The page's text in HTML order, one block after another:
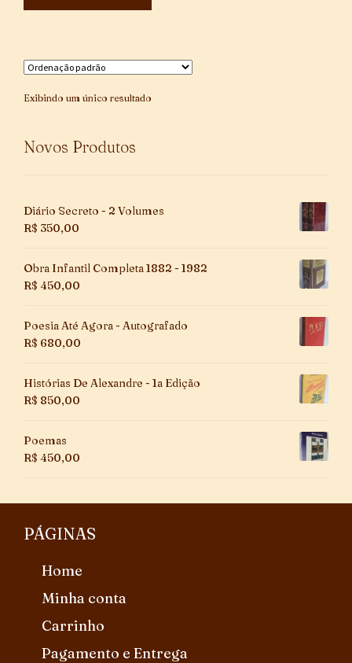
Exibindo um único resultado
Novos Produtos
Diário Secreto - 2 Volumes
R$ 350,00
Obra Infantil Completa 1882 - 1982
R$ 450,00
Poesia Até Agora - Autografado
R$ 680,00
Histórias De Alexandre - 1a Edição
R$ 850,00
Poemas
R$ 450,00
PÁGINAS
Home
Minha conta
Carrinho
Pagamento e Entrega